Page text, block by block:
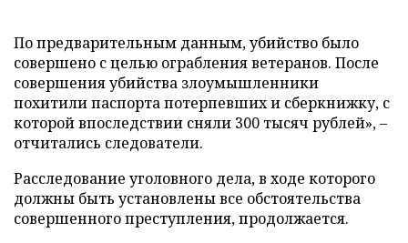
По предварительным данным, убийство было
совершено с целью ограбления ветеранов. После
совершения убийства злоумышленники
похитили паспорта потерпевших и сберкнижку, с
которой впоследствии сняли 300 тысяч рублей», –
отчитались следователи.
Расследование уголовного дела, в ходе которого
должны быть установлены все обстоятельства
совершенного преступления, продолжается.